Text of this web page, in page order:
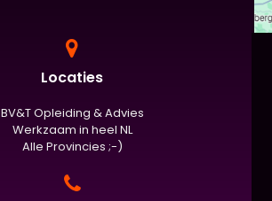
Locaties
BV&T Opleiding & Advies
Werkzaam in heel NL
Alle Provincies ;-)